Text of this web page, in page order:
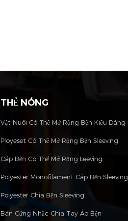
THẺ NÓNG
Ployeset Có Thể Mở Rộng Bện Sleeving
Cáp Bện Có Thể Mở Rộng Leeving
Polyester Monofilament Cáp Bện Sleeving
Polyester Chia Bện Sleeving
Bán Cứng Nhắc Chia Tay Áo Bện